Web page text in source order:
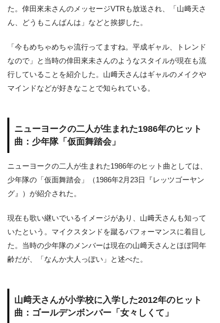
た。倖田來未さんのメッセージVTRも放送され、「山﨑天さ
ん、どうもこんばんは」などと挨拶した。
「今もめちゃめちゃ流行ってますね。平成ギャル、トレンド
なので」と当時の倖田來未さんのようなスタイルが現在も流
行していることを紹介した。山﨑天さんはギャルのメイクや
マインドなどが好きなことで知られている。
ニューヨークの二人が生まれた1986年のヒット
曲：少年隊「仮面舞踏会」
ニューヨークの二人が生まれた1986年のヒット曲としては、
少年隊の「仮面舞踏会」（1986年2月23日『レッツゴーヤン
グ』）が紹介された。
現在も歌い継いでいるイメージがあり、山﨑天さんも知って
いたという。マイクスタンドを蹴るパフォーマンスに着目し
た。当時の少年隊のメンバーは現在の山﨑天さんとほぼ同年
齢だが、「なんか大人っぽい」と述べた。
山﨑天さんが小学校に入学した2012年のヒット
曲：ゴールデンボンバー「女々しくて」